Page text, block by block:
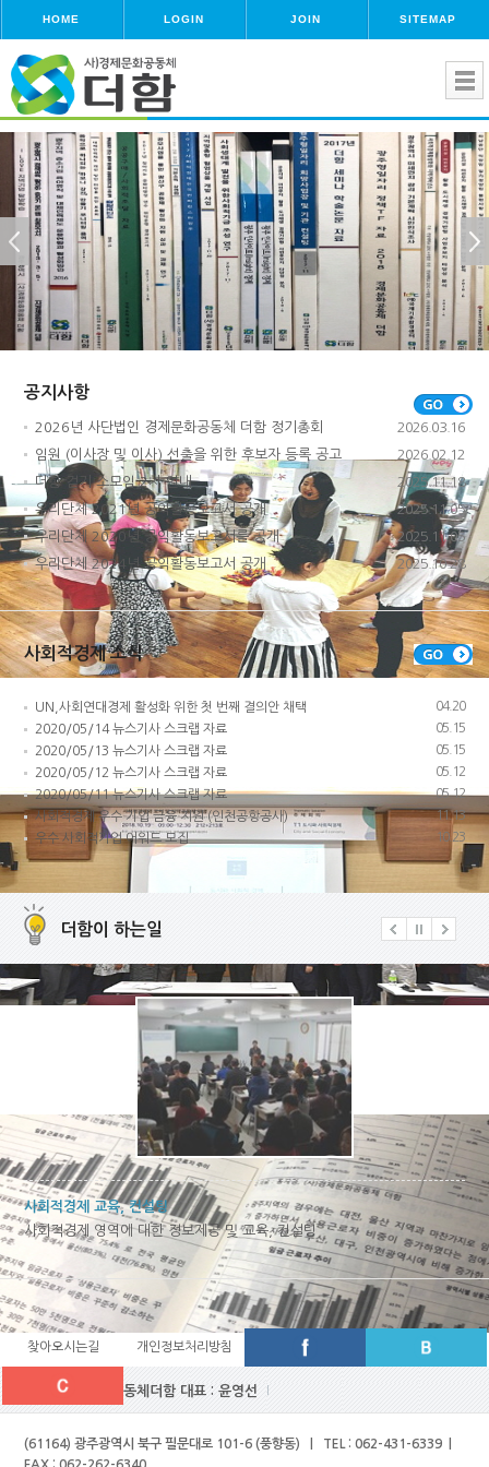
HOME LOGIN JOIN SITEMAP
공지사항
2026년 사단법인 경제문화공동체 더함 정기총회
2026.03.16
임원 (이사장 및 이사) 선출을 위한 후보자 등록 공고
2026.02.12
더함 걷기 소모임 2차 안내
2025.11.18
우리단체 2021년 공익활동보고서 공개
2025.11.05
우리단체 2020년 공익활동보고서를 공개
2025.11.05
우리단체 2024년 공익활동보고서 공개
2025.10.28
사회적경제 소식
UN,사회연대경제 활성화 위한 첫 번째 결의안 채택
04.20
2020/05/14 뉴스기사 스크랩 자료
05.15
2020/05/13 뉴스기사 스크랩 자료
05.15
2020/05/12 뉴스기사 스크랩 자료
05.12
2020/05/11 뉴스기사 스크랩 자료
05.12
사회적경제 우수 기업 금융 지원 (인천공항공사)
11.13
우수 사회적기업 어워드 모집
10.23
더함이 하는일
사회적경제 교육, 컨설팅
사회적경제 영역에 대한 정보제공 및 교육, 컨설팅
(사)경제문화공동체더함 대표 : 윤영선
(61164) 광주광역시 북구 필문대로 101-6 (풍향동) | TEL : 062-431-6339 |
찾아오시는길 개인정보처리방침